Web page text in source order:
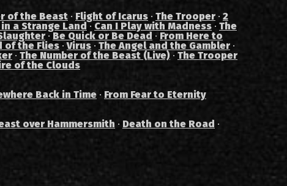
of the Beast · Flight of Icarus · The Trooper · 2
a Strange Land · Can I Play with Madness · The
· Be Quick or Be Dead · From Here to
of the Flies ·Virus · The Angel and the Gambler ·
· The Number of the Beast (Live) · The Trooper
of the Clouds
Back in Time · From Fear to Eternity
over Hammersmith · Death on the Road ·